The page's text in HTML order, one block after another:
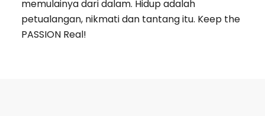
memulainya dari dalam. Hidup adalah
petualangan, nikmati dan tantang itu. Keep the
PASSION Real!